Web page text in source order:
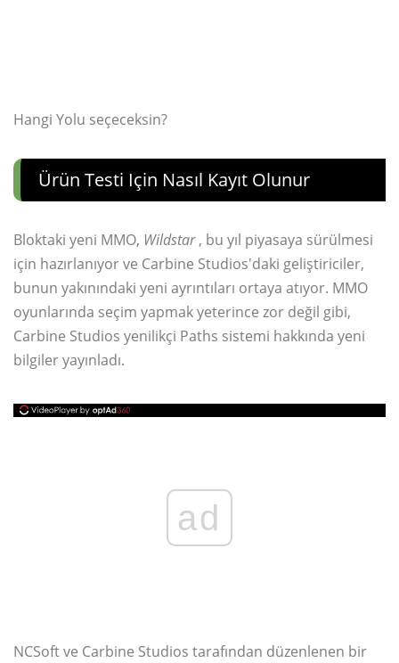
Hangi Yolu seçeceksin?
Ürün Testi Için Nasıl Kayıt Olunur
Bloktaki yeni MMO, Wildstar, bu yıl piyasaya sürülmesi
için hazırlanıyor ve Carbine Studios'daki geliştiriciler,
bunun yakınındaki yeni ayrıntıları ortaya atıyor. MMO
oyunlarında seçim yapmak yeterince zor değil gibi,
Carbine Studios yenilikçi Paths sistemi hakkında yeni
bilgiler yayınladı.
ad
NCSoft ve Carbine Studios tarafından düzenlenen bir